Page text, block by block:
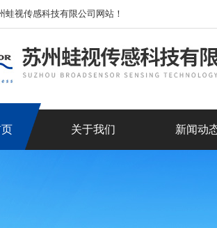
蛙视传感科技有限公司网站！
关于我们 新闻动